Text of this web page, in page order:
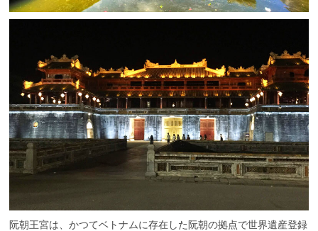
阮朝王宮は、かつてベトナムに存在した阮朝の拠点で世界遺産登録